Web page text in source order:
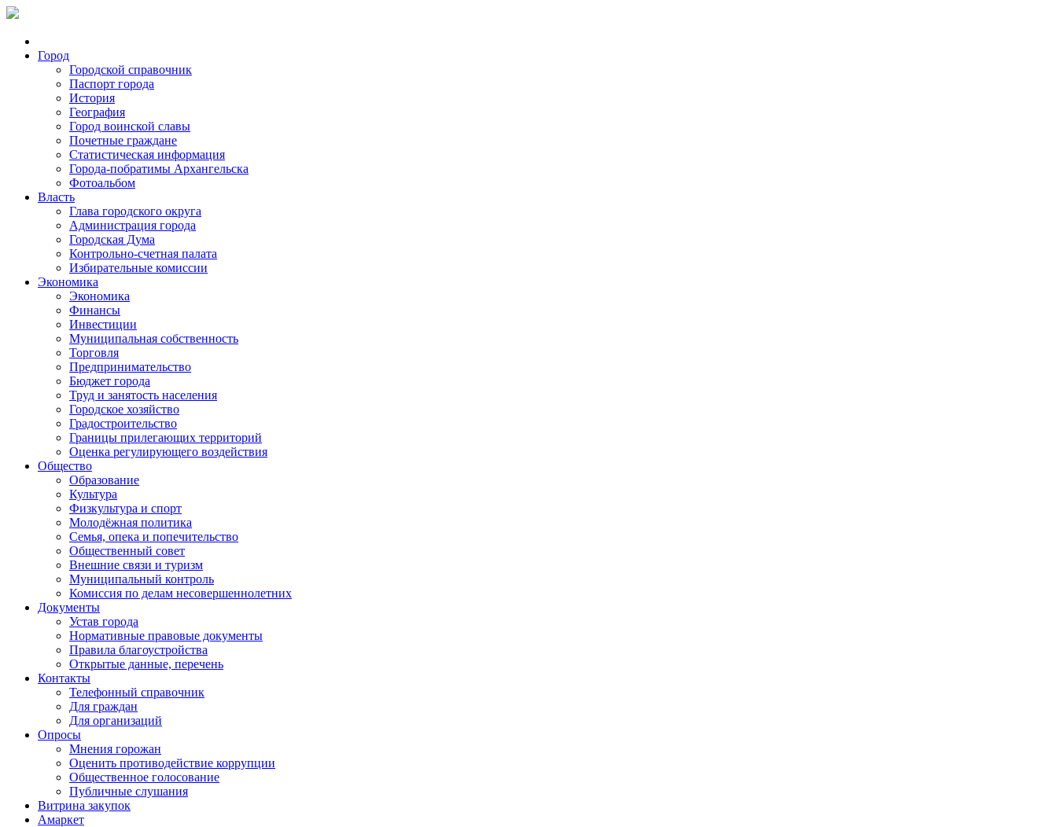
Город
Городской справочник
Паспорт города
История
География
Город воинской славы
Почетные граждане
Статистическая информация
Города-побратимы Архангельска
Фотоальбом
Власть
Глава городского округа
Администрация города
Городская Дума
Контрольно-счетная палата
Избирательные комиссии
Экономика
Экономика
Финансы
Инвестиции
Муниципальная собственность
Торговля
Предпринимательство
Бюджет города
Труд и занятость населения
Городское хозяйство
Градостроительство
Границы прилегающих территорий
Оценка регулирующего воздействия
Общество
Образование
Культура
Физкультура и спорт
Молодёжная политика
Семья, опека и попечительство
Общественный совет
Внешние связи и туризм
Муниципальный контроль
Комиссия по делам несовершеннолетних
Документы
Устав города
Нормативные правовые документы
Правила благоустройства
Открытые данные, перечень
Контакты
Телефонный справочник
Для граждан
Для организаций
Опросы
Мнения горожан
Оценить противодействие коррупции
Общественное голосование
Публичные слушания
Витрина закупок
Амаркет